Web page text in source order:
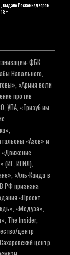
Роскомнадзором.
18+
ФБК
Навального,
«Армия воли
против
УПА, «Тризуб им.
«Азов» и
(ИГ, ИГИЛ),
«Аль-Каида в
РФ признана
«Проект
«Медуза»,
The Insider,
центр
центр.